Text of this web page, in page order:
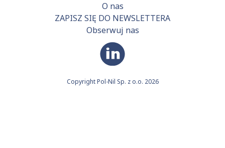
O nas
ZAPISZ SIĘ DO NEWSLETTERA
Obserwuj nas
Copyright Pol-Nil Sp. z o.o. 2026